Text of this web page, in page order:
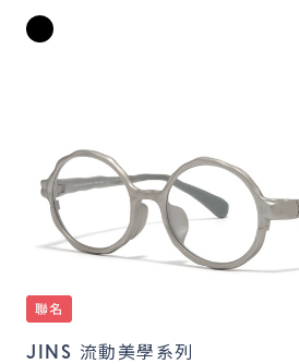
JINS 流動美學系列